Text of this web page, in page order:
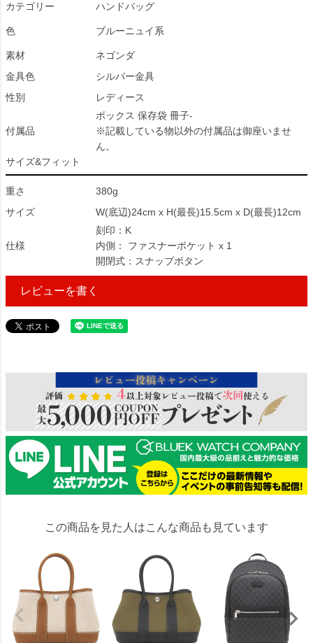
カテゴリー ハンドバッグ
色 ブルーニュイ系
素材
ネゴンダ
金具色
シルバー金具
性別
レディース
付属品
ボックス 保存袋 冊子-
※記載している物以外の付属品は御座いませ
ん。
サイズ&フィット
重さ
380g
サイズ
W(底辺)24cm x H(最長)15.5cm x D(最長)12cm
仕様
刻印：K
内側： ファスナーポケット x 1
開閉式：スナップボタン
レビューを書く
この商品を見た人はこんな商品も見ています